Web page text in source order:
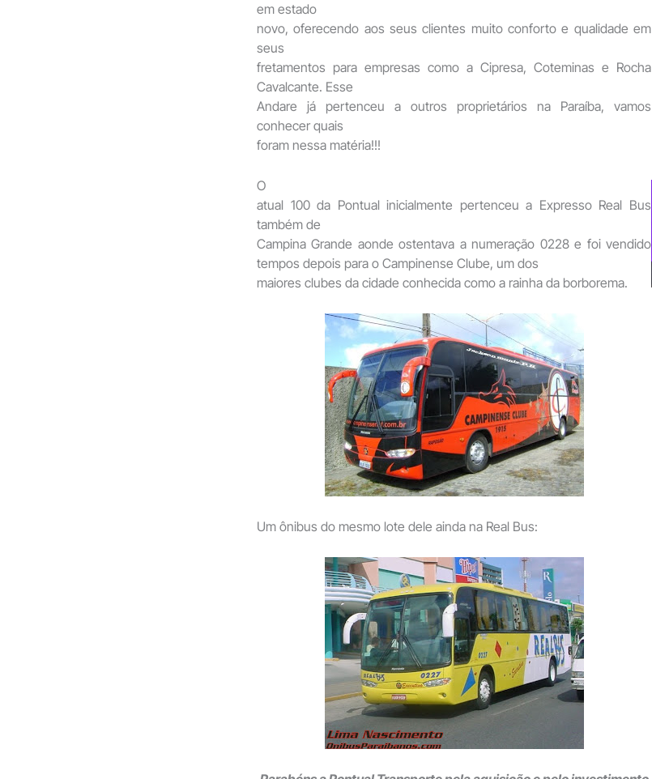
em estado
novo, oferecendo aos seus clientes muito conforto e qualidade em
seus
fretamentos para empresas como a Cipresa, Coteminas e Rocha
Cavalcante. Esse
Andare já pertenceu a outros proprietários na Paraíba, vamos
conhecer quais
foram nessa matéria!!!
O
atual 100 da Pontual inicialmente pertenceu a Expresso Real Bus
também de
Campina Grande aonde ostentava a numeração 0228 e foi vendido
tempos depois para o Campinense Clube, um dos
maiores clubes da cidade conhecida como a rainha da borborema.
Um ônibus do mesmo lote dele ainda na Real Bus: